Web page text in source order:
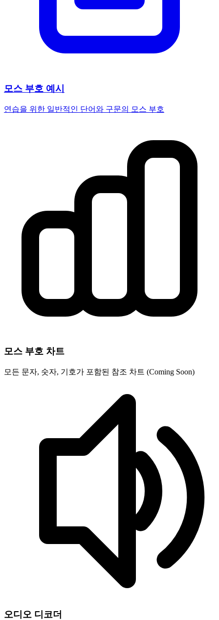
모스 부호 예시
연습을 위한 일반적인 단어와 구문의 모스 부호
모스 부호 차트
모든 문자, 숫자, 기호가 포함된 참조 차트 (Coming Soon)
오디오 디코더